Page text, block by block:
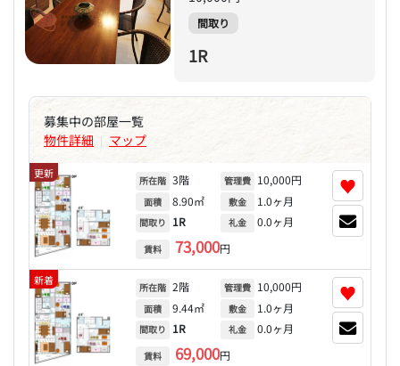
間取り
1R
募集中の部屋一覧
物件詳細 | マップ
更新
所在階 3階
面積 8.90㎡
間取り 1R
賃料 73,000円
管理費 10,000円
敷金 1.0ヶ月
礼金 0.0ヶ月
♥
新着
所在階 2階
面積 9.44㎡
間取り 1R
賃料 69,000円
管理費 10,000円
敷金 1.0ヶ月
礼金 0.0ヶ月
♥